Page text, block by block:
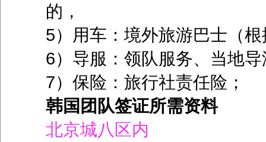
的，
5）用车：境外旅游巴士（
6）导服：领队服务、当地
7）保险：旅行社责任险；
韩国团队签证所需资料
北京城八区内